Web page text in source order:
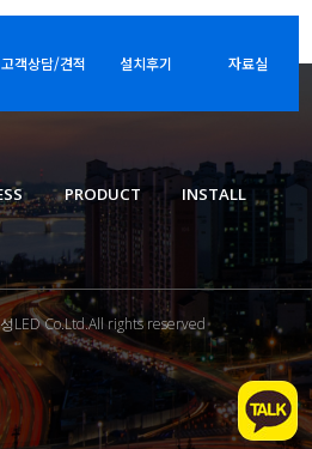
고객상담/견적 설치후기 자료실
PRODUCT INSTALL
LED Co.Ltd.All rights reserved